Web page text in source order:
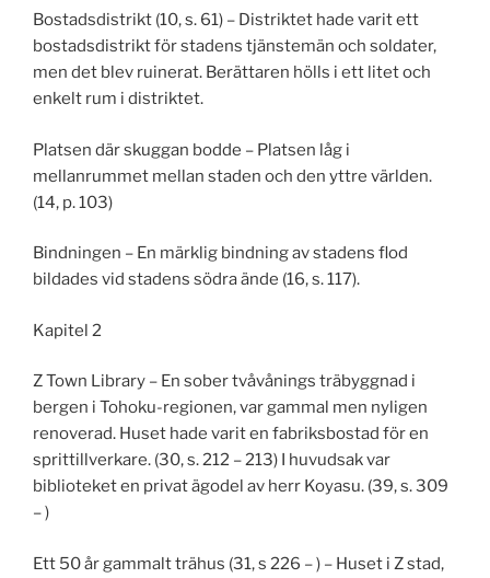
Bostadsdistrikt (10, s. 61) – Distriktet hade varit ett
bostadsdistrikt för stadens tjänstemän och soldater,
men det blev ruinerat. Berättaren hölls i ett litet och
enkelt rum i distriktet.
Platsen där skuggan bodde – Platsen låg i
mellanrummet mellan staden och den yttre världen.
(14, p. 103)
Bindningen – En märklig bindning av stadens flod
bildades vid stadens södra ände (16, s. 117).
Kapitel 2
Z Town Library – En sober tvåvånings träbyggnad i
bergen i Tohoku-regionen, var gammal men nyligen
renoverad. Huset hade varit en fabriksbostad för en
sprittillverkare. (30, s. 212 – 213) I huvudsak var
biblioteket en privat ägodel av herr Koyasu. (39, s. 309
– )
Ett 50 år gammalt trähus (31, s 226 – ) – Huset i Z stad,